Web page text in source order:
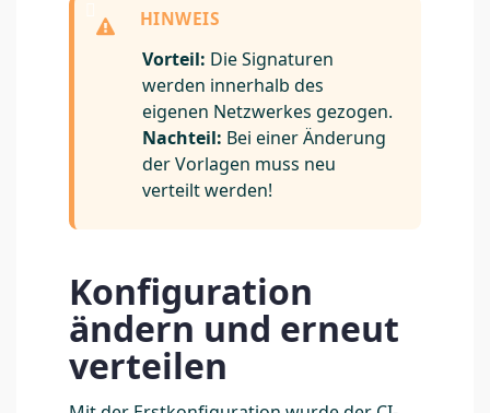
Vorteil: Die Signaturen
werden innerhalb des
eigenen Netzwerkes gezogen.
Nachteil: Bei einer Änderung
der Vorlagen muss neu
verteilt werden!
Konfiguration
ändern und erneut
verteilen